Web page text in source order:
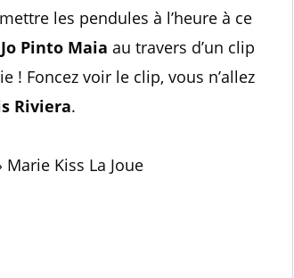
les pendules à l’heure à ce
Jo Pinto Maia au travers d’un clip
! Foncez voir le clip, vous n’allez
Riviera.
Kiss La Joue